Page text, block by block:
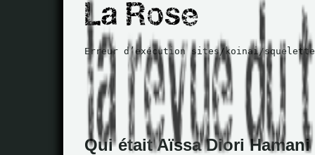
Erreur d’exécution sites/koinai/
Qui était Aïssa Diori Hamani